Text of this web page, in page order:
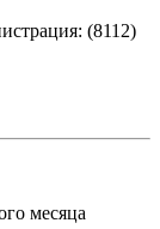
(8112)
месяца